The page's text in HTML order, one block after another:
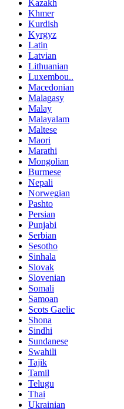
Kazakh
Khmer
Kurdish
Kyrgyz
Latin
Latvian
Lithuanian
Luxembou..
Macedonian
Malagasy
Malay
Malayalam
Maltese
Maori
Marathi
Mongolian
Burmese
Nepali
Norwegian
Pashto
Persian
Punjabi
Serbian
Sesotho
Sinhala
Slovak
Slovenian
Somali
Samoan
Scots Gaelic
Shona
Sindhi
Sundanese
Swahili
Tajik
Tamil
Telugu
Thai
Ukrainian